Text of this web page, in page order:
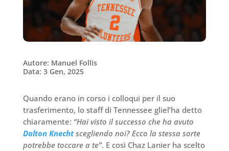
Autore: Manuel Follis
Data: 3 Gen, 2025
Quando erano in corso i colloqui per il suo
trasferimento, lo staff di Tennessee gliel’ha detto
chiaramente: “Hai visto il successo che ha avuto
Dalton Knechtscegliendo noi? Ecco la stessa sorte
potrebbe toccare a te”. E così Chaz Lanier ha scelto